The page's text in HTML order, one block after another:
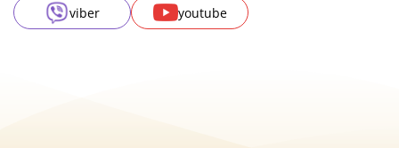
viber
youtube